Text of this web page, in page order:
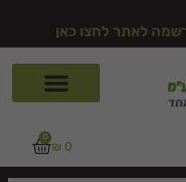
לאתר לחצו כאן
₪ 0
0